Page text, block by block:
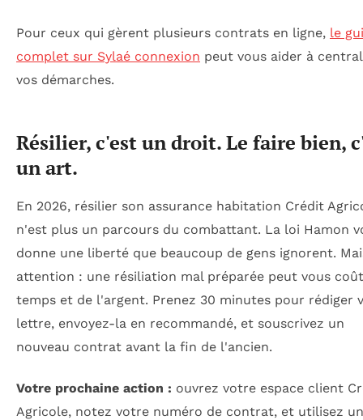
Pour ceux qui gèrent plusieurs contrats en ligne, le
complet sur Sylaé connexion peut vous aider à
vos démarches.
Résilier, c'est un droit. Le faire bien,
un art.
En 2026, résilier son assurance habitation Crédit
n'est plus un parcours du combattant. La loi Hamon
donne une liberté que beaucoup de gens ignorent.
attention : une résiliation mal préparée peut vous
temps et de l'argent. Prenez 30 minutes pour rédiger
lettre, envoyez-la en recommandé, et souscrivez un
nouveau contrat avant la fin de l'ancien.
Votre prochaine action : ouvrez votre espace client
Agricole, notez votre numéro de contrat, et utilisez un